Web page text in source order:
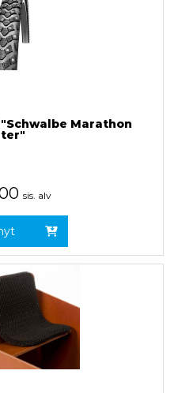
Marathon
sis. alv